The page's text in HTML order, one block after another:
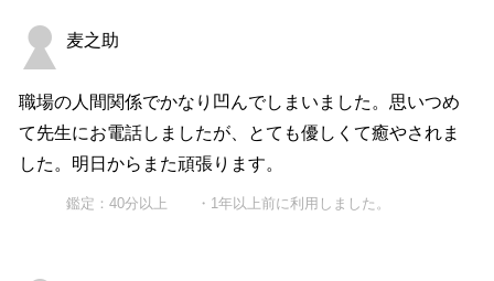
麦之助
職場の人間関係でかなり凹んでしまいました。思いつめ
て先生にお電話しましたが、とても優しくて癒やされま
した。明日からまた頑張ります。
鑑定：40分以上 ・1年以上前に利用しました。